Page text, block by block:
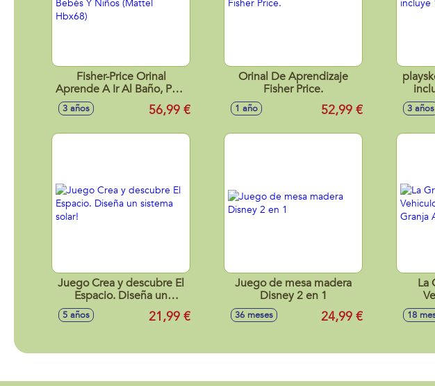
Fisher-Price Orinal
Aprende A Ir Al Baño, Para
Bebés Y Niños (Mattel
3 años 56,99 €
Orinal De Aprendizaje
Fisher Price.
1 año 52,99 € 3 años
Juego Crea y descubre El
Espacio. Diseña un
sistema solar!
5 años 21,99 €
Juego de mesa madera
Disney 2 en 1
36 meses 24,99 €
La
18